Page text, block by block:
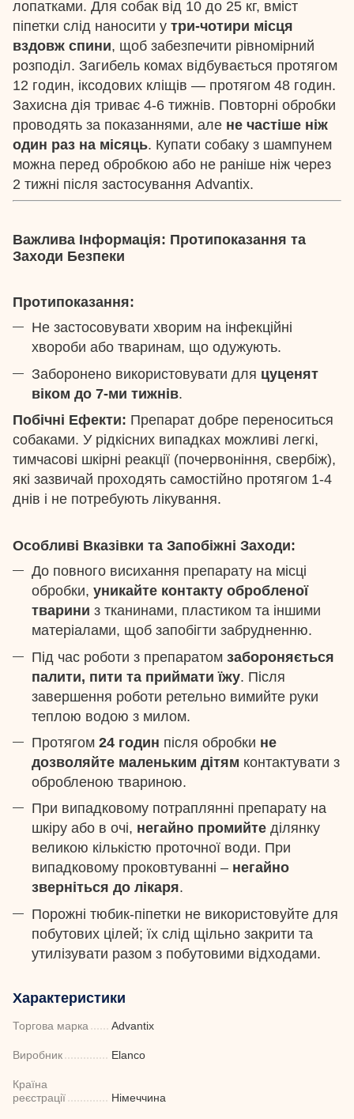
лопатками. Для собак від 10 до 25 кг, вміст
піпетки слід наносити у три-чотири місця
вздовж спини, щоб забезпечити рівномірний
розподіл. Загибель комах відбувається протягом
12 годин, іксодових кліщів — протягом 48 годин.
Захисна дія триває 4-6 тижнів. Повторні обробки
проводять за показаннями, але не частіше ніж
один раз на місяць. Купати собаку з шампунем
можна перед обробкою або не раніше ніж через
2 тижні після застосування Advantix.
Важлива Інформація: Протипоказання та
Заходи Безпеки
Протипоказання:
Не застосовувати хворим на інфекційні
хвороби або тваринам, що одужують.
Заборонено використовувати для цуценят
віком до 7-ми тижнів.
Побічні Ефекти: Препарат добре переноситься
собаками. У рідкісних випадках можливі легкі,
тимчасові шкірні реакції (почервоніння, свербіж),
які зазвичай проходять самостійно протягом 1-4
днів і не потребують лікування.
Особливі Вказівки та Запобіжні Заходи:
До повного висихання препарату на місці
обробки, уникайте контакту обробленої
тварини з тканинами, пластиком та іншими
матеріалами, щоб запобігти забрудненню.
Під час роботи з препаратом забороняється
палити, пити та приймати їжу. Після
завершення роботи ретельно вимийте руки
теплою водою з милом.
Протягом 24 годин після обробки не
дозволяйте маленьким дітям контактувати з
обробленою твариною.
При випадковому потраплянні препарату на
шкіру або в очі, негайно промийте ділянку
великою кількістю проточної води. При
випадковому проковтуванні – негайно
зверніться до лікаря.
Порожні тюбик-піпетки не використовуйте для
побутових цілей; їх слід щільно закрити та
утилізувати разом з побутовими відходами.
Характеристики
Торгова марка Advantix
Виробник Elanco
Країна
реєстрації
Німеччина